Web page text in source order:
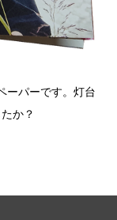
ーパーです。灯台
か？